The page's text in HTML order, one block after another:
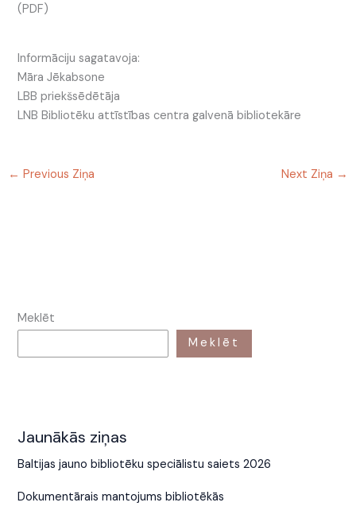
(PDF)
Informāciju sagatavoja:
Māra Jēkabsone
LBB priekšsēdētāja
LNB Bibliotēku attīstības centra galvenā bibliotekāre
← Previous Ziņa Next Ziņa →
Meklēt
Meklēt
Jaunākās ziņas
Baltijas jauno bibliotēku speciālistu saiets 2026
Dokumentārais mantojums bibliotēkās